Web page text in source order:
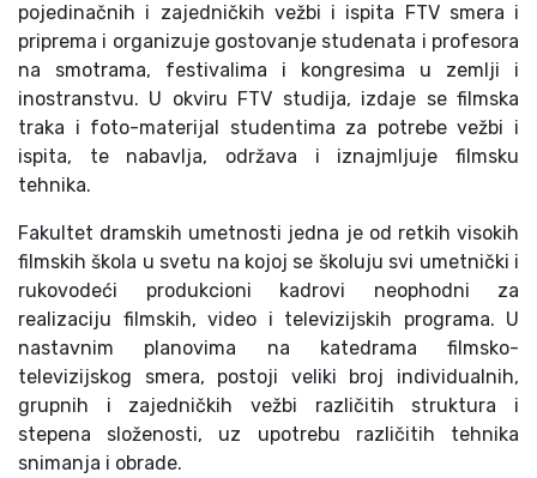
pojedinačnih i zajedničkih vežbi i ispita FTV smera i
priprema i organizuje gostovanje studenata i profesora
na smotrama, festivalima i kongresima u zemlji i
inostranstvu. U okviru FTV studija, izdaje se filmska
traka i foto-materijal studentima za potrebe vežbi i
ispita, te nabavlja, održava i iznajmljuje filmsku
tehnika.
Fakultet dramskih umetnosti jedna je od retkih visokih
filmskih škola u svetu na kojoj se školuju svi umetnički i
rukovodeći produkcioni kadrovi neophodni za
realizaciju filmskih, video i televizijskih programa. U
nastavnim planovima na katedrama filmsko-
televizijskog smera, postoji veliki broj individualnih,
grupnih i zajedničkih vežbi različitih struktura i
stepena složenosti, uz upotrebu različitih tehnika
snimanja i obrade.